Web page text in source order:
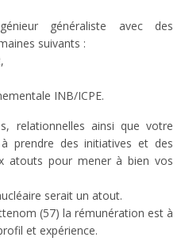
généraliste avec des
suivants :
INB/ICPE.
relationnelles ainsi que votre
prendre des initiatives et des
atouts pour mener à bien vos
serait un atout.
(57) la rémunération est à
et expérience.